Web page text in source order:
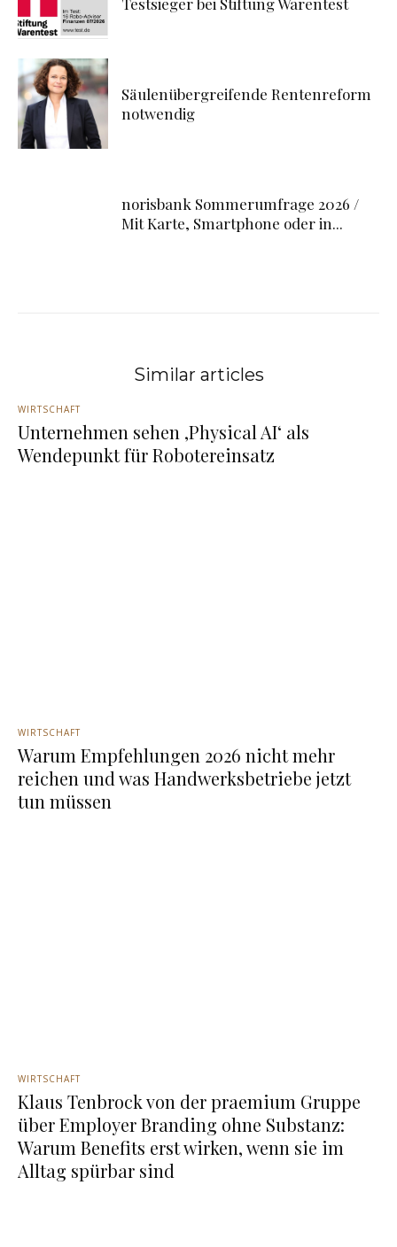
Säulenübergreifende Rentenreform
notwendig
norisbank Sommerumfrage 2026 /
Mit Karte, Smartphone oder in...
Similar articles
WIRTSCHAFT
Unternehmen sehen ‚Physical AI‘ als
Wendepunkt für Robotereinsatz
WIRTSCHAFT
Warum Empfehlungen 2026 nicht mehr
reichen und was Handwerksbetriebe jetzt
tun müssen
WIRTSCHAFT
Klaus Tenbrock von der praemium Gruppe
über Employer Branding ohne Substanz:
Warum Benefits erst wirken, wenn sie im
Alltag spürbar sind